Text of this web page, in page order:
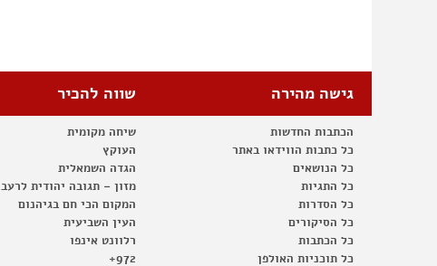
גישה מהירה
הכתבות החדשות
כל כתבות הווידאו באתר
כל הנושאים
כל התגיות
כל הסדרות
כל הסיקורים
כל הכתבות
כל תוכניות האולפן
שווה להכיר
שיחה מקומית
העוקץ
הגדה השמאלית
מזון – תגובה יהודית לרעב
המקום הכי חם בגיהנום
העין השביעית
רלוונט אינפו
972+